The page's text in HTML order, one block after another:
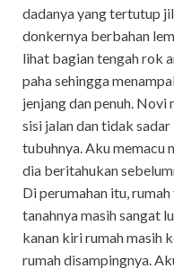
dadanya yang tertutup
donkernya berbahan
lihat bagian tengah rok
paha sehingga
jenjang dan penuh.
sisi jalan dan tidak
tubuhnya. Aku memacu
dia beritahukan
Di perumahan itu,
tanahnya masih sangat
kanan kiri rumah masih
rumah disampingnya.